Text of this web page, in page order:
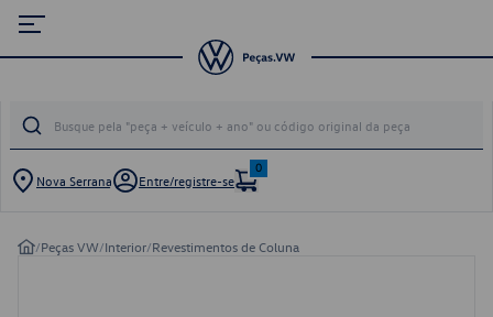
Nova Serrana Entre/registre-se
0
/Peças VW/Interior/Revestimentos de Coluna